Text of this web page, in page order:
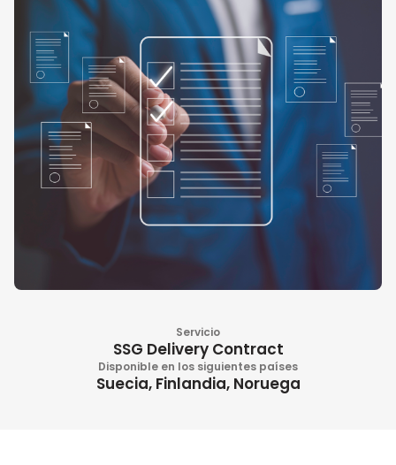
Servicio
SSG Delivery Contract
Disponible en los siguientes países
Suecia, Finlandia, Noruega